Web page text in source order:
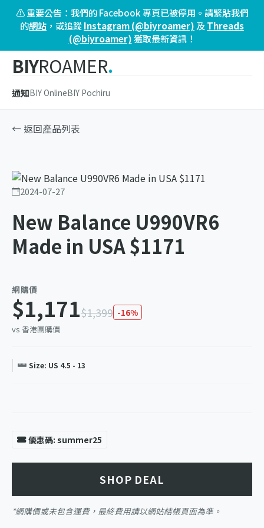
⚠️ 重要公告：我們的 Facebook 專頁已被停用。請緊貼我們
的網站 ，或追蹤Instagram (@biyroamer) 及 Threads
(@biyroamer)獲取最新資訊！
BIYROAMER.
通知BIY OnlineBIY Pochiru
← 返回產品列表
2024-07-27
New Balance U990VR6
Made in USA $1171
網購價
$1,171$1,399 -16%
vs 香港團購價
Size: US 4.5 - 13
優惠碼: summer25
SHOP DEAL
*網購價或未包含運費，最終費用請以網站結帳頁面為準。